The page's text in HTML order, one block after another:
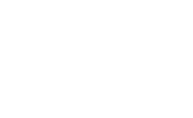
DE FRANCE - Christophe
Annonce proposée par un agent